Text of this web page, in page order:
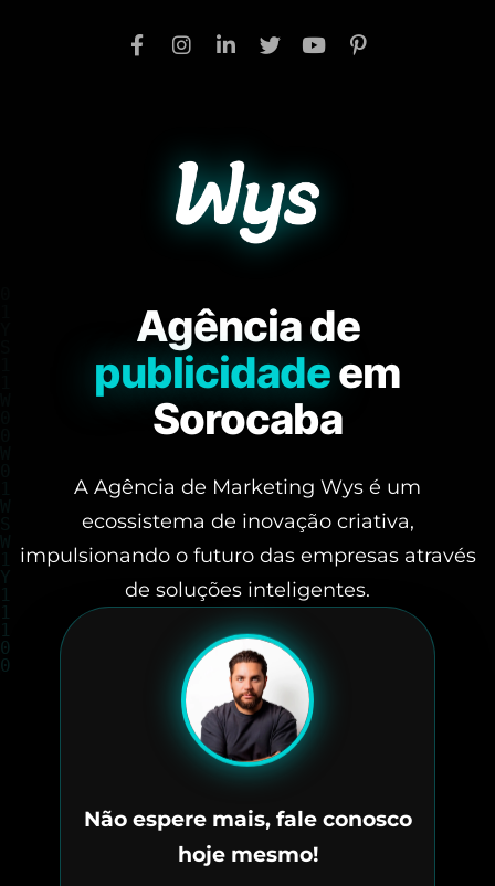
Agência de
publicidadeem
Sorocaba
A Agência de Marketing Wys é um
ecossistema de inovação criativa,
impulsionando o futuro das empresas através
de soluções inteligentes.
Não espere mais, fale conosco
hoje mesmo!